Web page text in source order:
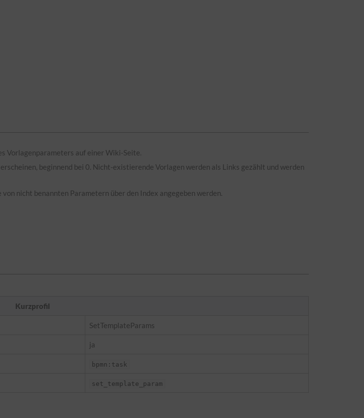
Vorlagenparameters auf einer Wiki-Seite.
beginnend bei 0. Nicht-existierende Vorlagen werden als Links gezählt und werden
nicht benannten Parametern über den Index angegeben werden.
Kurzprofil
SetTemplateParams
ja
bpmn:task
set_template_param